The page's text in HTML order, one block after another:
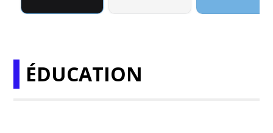
ÉDUCATION